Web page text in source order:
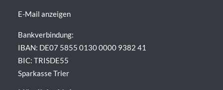
E-Mail anzeigen
Bankverbindung:
IBAN: DE07 5855 0130 0000 9382 41
BIC: TRISDE55
Sparkasse Trier